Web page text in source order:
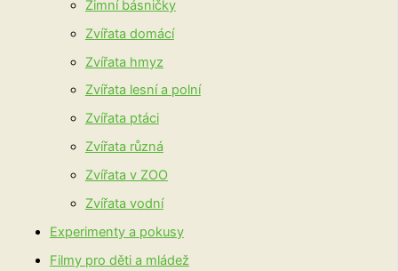
Zimní básničky
Zvířata domácí
Zvířata hmyz
Zvířata lesní a polní
Zvířata ptáci
Zvířata různá
Zvířata v ZOO
Zvířata vodní
Experimenty a pokusy
Filmy pro děti a mládež